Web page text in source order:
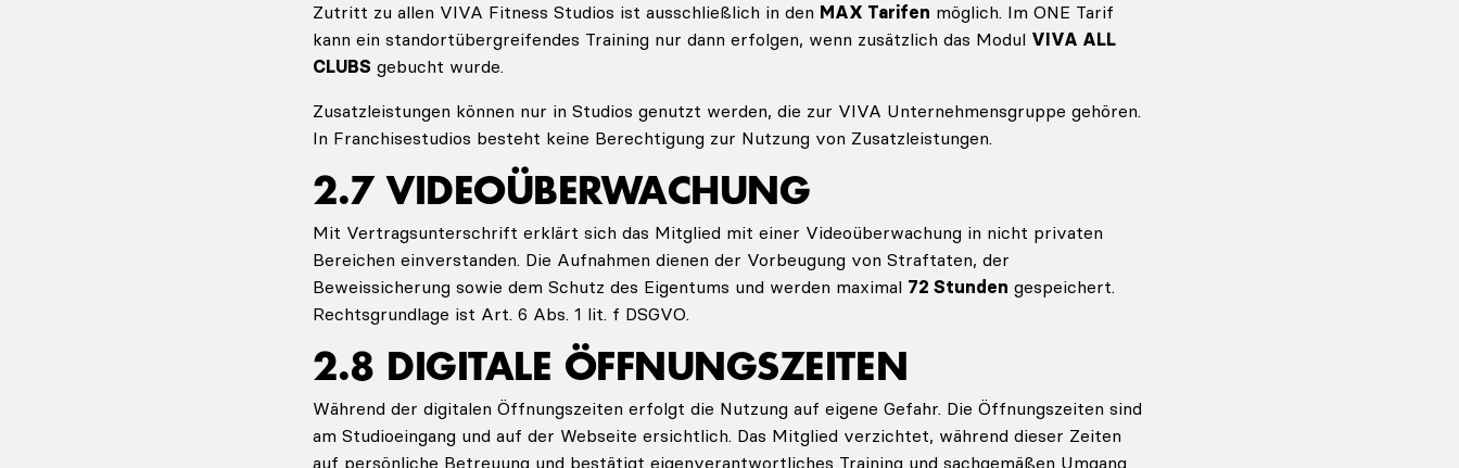
Zutritt zu allen VIVA Fitness Studios ist ausschließlich in den MAX Tarifen möglich. Im ONE Tarif
kann ein standortübergreifendes Training nur dann erfolgen, wenn zusätzlich das Modul VIVA ALL
CLUBS gebucht wurde.
Zusatzleistungen können nur in Studios genutzt werden, die zur VIVA Unternehmensgruppe gehören.
In Franchisestudios besteht keine Berechtigung zur Nutzung von Zusatzleistungen.
2.7 VIDEOÜBERWACHUNG
Mit Vertragsunterschrift erklärt sich das Mitglied mit einer Videoüberwachung in nicht privaten
Bereichen einverstanden. Die Aufnahmen dienen der Vorbeugung von Straftaten, der
Beweissicherung sowie dem Schutz des Eigentums und werden maximal 72 Stunden gespeichert.
Rechtsgrundlage ist Art. 6 Abs. 1 lit. f DSGVO.
2.8 DIGITALE ÖFFNUNGSZEITEN
Während der digitalen Öffnungszeiten erfolgt die Nutzung auf eigene Gefahr. Die Öffnungszeiten sind
am Studioeingang und auf der Webseite ersichtlich. Das Mitglied verzichtet, während dieser Zeiten
auf persönliche Betreuung und bestätigt eigenverantwortliches Training und sachgemäßen Umgang